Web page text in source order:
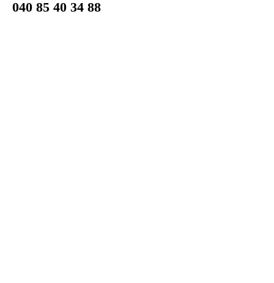
040 85 40 34 88